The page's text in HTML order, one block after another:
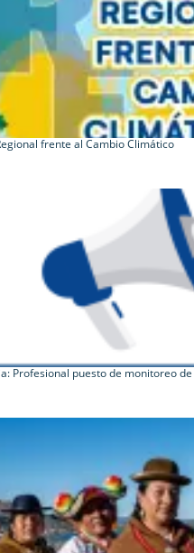
frente al Cambio Climático
Profesional puesto de monitoreo